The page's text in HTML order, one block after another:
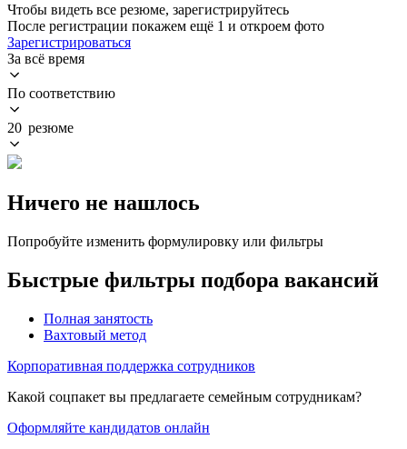
Чтобы видеть все резюме, зарегистрируйтесь
После регистрации покажем ещё 1 и откроем фото
Зарегистрироваться
За всё время
По соответствию
20 резюме
Ничего не нашлось
Попробуйте изменить формулировку или фильтры
Быстрые фильтры подбора вакансий
Полная занятость
Вахтовый метод
Корпоративная поддержка сотрудников
Какой соцпакет вы предлагаете семейным сотрудникам?
Оформляйте кандидатов онлайн